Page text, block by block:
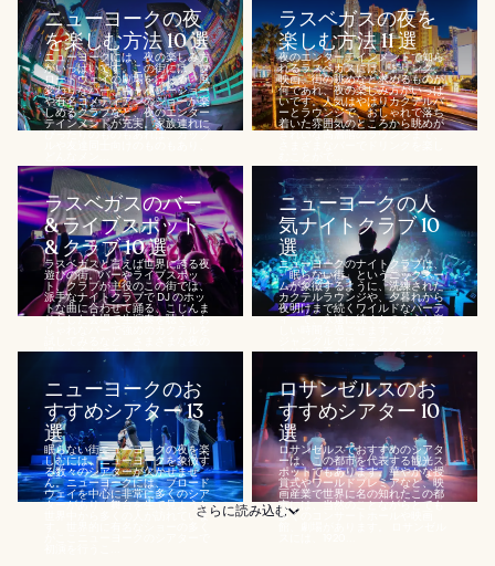
ニューヨークの夜
を楽しむ方法 10 選
ニューヨークには、夜の楽しみ方
がいっぱいです。この街には、ブ
ロードウェイの劇場をはじめ、風
変わりなバー、キャバレーショー
や有名コメディアンのショーが楽
しめるクラブなど、夜のエンター
テインメントが充実。家族連れに
ぴったりのものもあれば、カップ
ラスベガスの夜を
楽しむ方法 11 選
夜のエンターテインメントで知ら
れるラスベガスには、ドリンク、
映画、街の眺めなど求めるものが
何であれ、夜の楽しみ方がいっぱ
いです。人気はやはりカクテルバ
ーとラウンジで、おしゃれで落ち
着いた雰囲気のところから眺めが
きれいな高層階のラウンジまで、
ラスベガスのバー
& ライブスポット
& クラブ 10 選
ラスベガスと言えば世界に誇る夜
遊びの街。バーやライブスポッ
ト、クラブが主役のこの街では、
派手なナイトクラブで DJ のホッ
トな曲に合わせて踊る、こじんま
りとした会場で生演奏を聴く、お
過ごし方ができます。...
ニューヨークの人
気ナイトクラブ 10
選
ニューヨークのナイトクラブは、
「眠らない街」というニックネー
ムが象徴するように、洗練された
カクテルラウンジや、夕暮れから
夜明けまで続くワイルドなパーテ
ィーで、永遠に続くかのような楽
トリアル系クラブ、1930...
ニューヨークのお
すすめシアター 13
選
眠らない街ニューヨークの夜を楽
しむには、ニューヨークを象徴す
る数々のシアターが欠かせませ
ん。ニューヨークには、ブロード
ウェイを中心に非常に多くのシア
ターがあり、舞台を生で見ようと
世界中から多くの人が訪れていま
ロサンゼルスのお
すすめシアター 10
選
ロサンゼルスでおすすめのシアタ
ーは、この都市を代表する観光ス
ポットでもあります。華やかな授
賞式やワールドプレミアなど、映
画産業で世界に名の知れたこの都
市には、当然のことながらとても
多くのコンサートホールや映画
さらに読み込む